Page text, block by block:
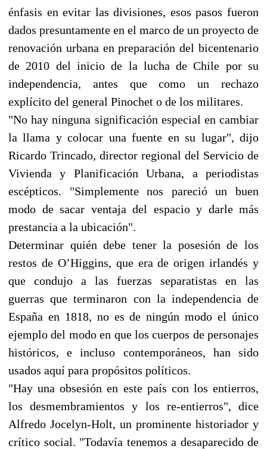
énfasis en evitar las divisiones, esos pasos fueron
dados presuntamente en el marco de un proyecto de
renovación urbana en preparación del bicentenario
de 2010 del inicio de la lucha de Chile por su
independencia, antes que como un rechazo
explícito del general Pinochet o de los militares.
"No hay ninguna significación especial en cambiar
la llama y colocar una fuente en su lugar", dijo
Ricardo Trincado, director regional del Servicio de
Vivienda y Planificación Urbana, a periodistas
escépticos. "Simplemente nos pareció un buen
modo de sacar ventaja del espacio y darle más
prestancia a la ubicación".
Determinar quién debe tener la posesión de los
restos de O’Higgins, que era de origen irlandés y
que condujo a las fuerzas separatistas en las
guerras que terminaron con la independencia de
España en 1818, no es de ningún modo el único
ejemplo del modo en que los cuerpos de personajes
históricos, e incluso contemporáneos, han sido
usados aquí para propósitos políticos.
"Hay una obsesión en este país con los entierros,
los desmembramientos y los re-entierros", dice
Alfredo Jocelyn-Holt, un prominente historiador y
crítico social. "Todavía tenemos a desaparecido de